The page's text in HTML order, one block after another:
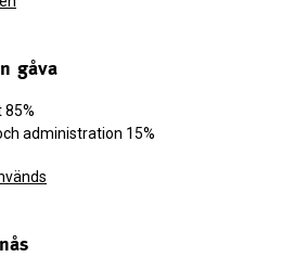
gåva
administration 15%